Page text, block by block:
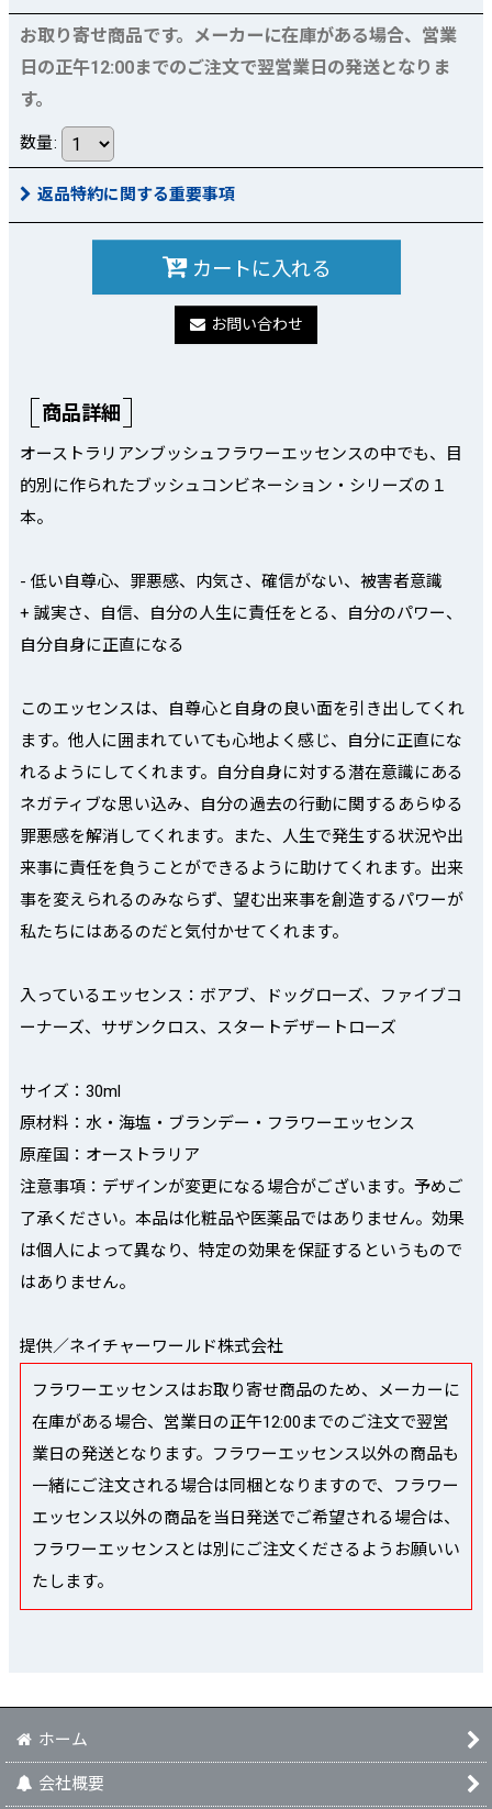
お取り寄せ商品です。メーカーに在庫がある場合、営業
日の正午12:00までのご注文で翌営業日の発送となりま
す。
数量:
返品特約に関する重要事項
カートに入れる
お問い合わせ
商品詳細
オーストラリアンブッシュフラワーエッセンスの中でも、目
的別に作られたブッシュコンビネーション・シリーズの１
本。
- 低い自尊心、罪悪感、内気さ、確信がない、被害者意識
+ 誠実さ、自信、自分の人生に責任をとる、自分のパワー、
自分自身に正直になる
このエッセンスは、自尊心と自身の良い面を引き出してくれ
ます。他人に囲まれていても心地よく感じ、自分に正直にな
れるようにしてくれます。自分自身に対する潜在意識にある
ネガティブな思い込み、自分の過去の行動に関するあらゆる
罪悪感を解消してくれます。また、人生で発生する状況や出
来事に責任を負うことができるように助けてくれます。出来
事を変えられるのみならず、望む出来事を創造するパワーが
私たちにはあるのだと気付かせてくれます。
入っているエッセンス：ボアブ、ドッグローズ、ファイブコ
ーナーズ、サザンクロス、スタートデザートローズ
サイズ：30ml
原材料：水・海塩・ブランデー・フラワーエッセンス
原産国：オーストラリア
注意事項：デザインが変更になる場合がございます。予めご
了承ください。本品は化粧品や医薬品ではありません。効果
は個人によって異なり、特定の効果を保証するというもので
はありません。
提供／ネイチャーワールド株式会社
フラワーエッセンスはお取り寄せ商品のため、メーカーに
在庫がある場合、営業日の正午12:00までのご注文で翌営
業日の発送となります。フラワーエッセンス以外の商品も
一緒にご注文される場合は同梱となりますので、フラワー
エッセンス以外の商品を当日発送でご希望される場合は、
フラワーエッセンスとは別にご注文くださるようお願いい
たします。
ホーム
会社概要